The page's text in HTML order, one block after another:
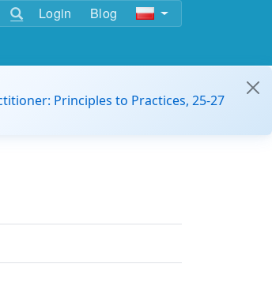
Login Blog
Principles to Practices, 25-27